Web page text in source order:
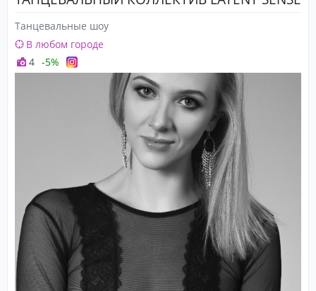
Танцевальные шоу
В любом городе
4 -5%